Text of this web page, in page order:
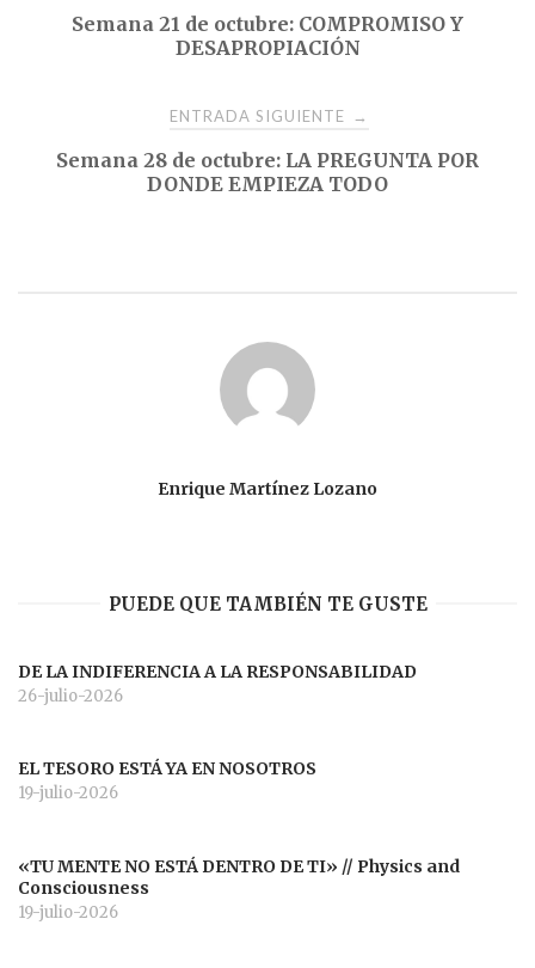
Semana 21 de octubre: COMPROMISO Y
DESAPROPIACIÓN
ENTRADA SIGUIENTE →
Semana 28 de octubre: LA PREGUNTA POR
DONDE EMPIEZA TODO
Enrique Martínez Lozano
PUEDE QUE TAMBIÉN TE GUSTE
DE LA INDIFERENCIA A LA RESPONSABILIDAD
26-julio-2026
EL TESORO ESTÁ YA EN NOSOTROS
19-julio-2026
«TU MENTE NO ESTÁ DENTRO DE TI» // Physics and
Consciousness
19-julio-2026